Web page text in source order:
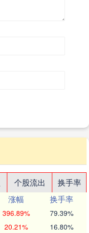
个股流出
换手率
涨幅
换手率
396.89% 79.39%
20.21% 16.80%